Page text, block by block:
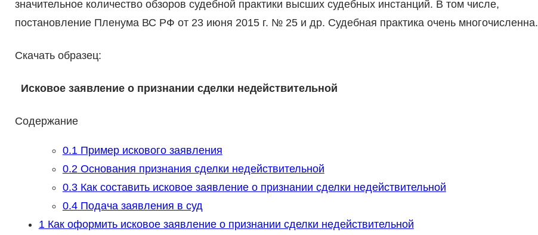
значительное количество обзоров судебной практики высших судебных инстанций. В том числе,
постановление Пленума ВС РФ от 23 июня 2015 г. № 25 и др. Судебная практика очень многочисленна.
Скачать образец:
Исковое заявление о признании сделки недействительной
Содержание
0.1 Пример искового заявления
0.2 Основания признания сделки недействительной
0.3Как составить исковое заявление о признании сделки недействительной
0.4Подача заявления в суд
1 Как оформить исковое заявление о признании сделки недействительной